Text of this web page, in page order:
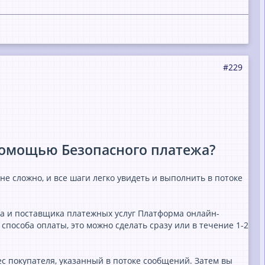
#229
Безопасного платежа?
сложно, и все шаги легко увидеть и выполнить в потоке
и поставщика платежных услуг Платформа онлайн-
оплаты, это можно сделать сразу или в течение 1-2
покупателя, указанный в потоке сообщений. Затем вы